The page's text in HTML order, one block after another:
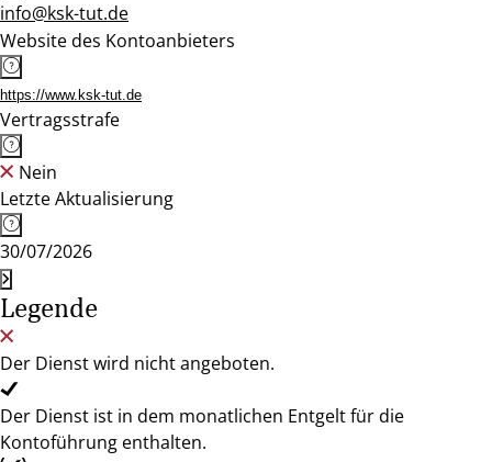
info@ksk-tut.de
Website des Kontoanbieters
https://www.ksk-tut.de
Vertragsstrafe
Nein
Letzte Aktualisierung
30/07/2026
Legende
Der Dienst wird nicht angeboten.
Der Dienst ist in dem monatlichen Entgelt für die
Kontoführung enthalten.